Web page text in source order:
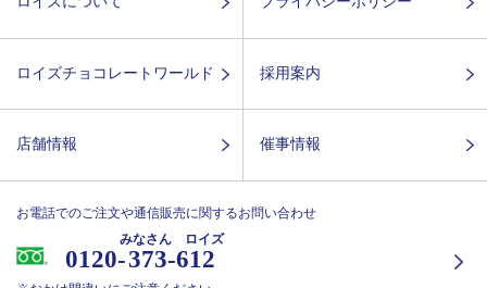
ロイズチョコレートワールド 採用案内
店舗情報 催事情報
お電話でのご注文や通信販売に関するお問い合わせ
0120-373-612
みなさん ロイズ